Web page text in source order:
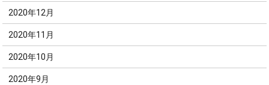
2020年12月
2020年11月
2020年10月
2020年9月